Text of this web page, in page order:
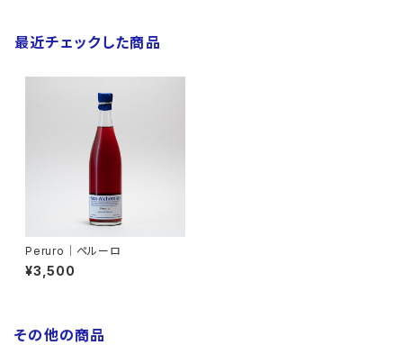
最近チェックした商品
Peruro│ペルーロ
¥3,500
その他の商品